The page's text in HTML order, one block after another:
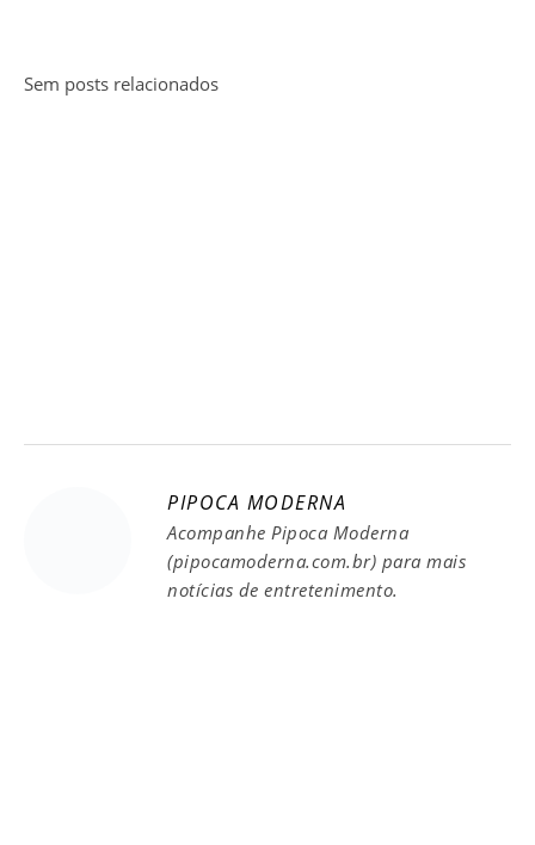
Sem posts relacionados
PIPOCA MODERNA
Acompanhe Pipoca Moderna
(pipocamoderna.com.br) para mais
notícias de entretenimento.